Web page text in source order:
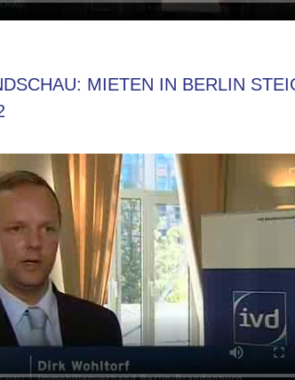
MIETEN IN BERLIN